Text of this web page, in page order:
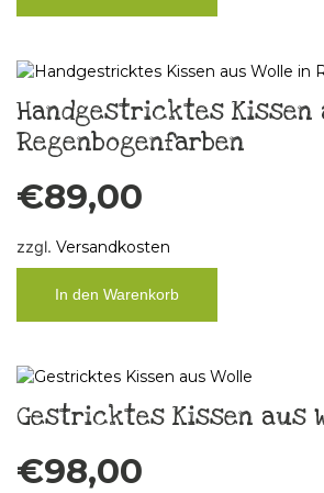
Handgestricktes Kissen
Regenbogenfarben
€89,00
zzgl. Versandkosten
In den Warenkorb
Gestricktes Kissen aus
€98,00